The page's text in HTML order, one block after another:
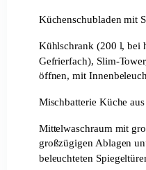
Küchenschubladen mit
Kühlschrank (200 l, bei
Gefrierfach), Slim-
öffnen, mit
Mischbatterie Küche
Mittelwaschraum mit
großzügigen Ablagen
beleuchteten